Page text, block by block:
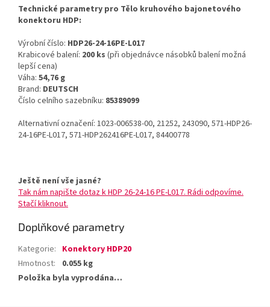
Technické parametry pro Tělo kruhového bajonetového
konektoru HDP:
Výrobní číslo: HDP26-24-16PE-L017
Krabicové balení: 200 ks (při objednávce násobků balení možná
lepší cena)
Váha: 54,76 g
Brand: DEUTSCH
Číslo celního sazebníku: 85389099
Alternativní označení: 1023-006538-00, 21252, 243090, 571-HDP26-
24-16PE-L017, 571-HDP262416PE-L017, 84400778
Ještě není vše jasné?
Tak nám napište dotaz k HDP 26-24-16 PE-L017. Rádi odpovíme.
Stačí kliknout.
Doplňkové parametry
Kategorie: Konektory HDP20
Hmotnost:
0.055 kg
Položka byla vyprodána…